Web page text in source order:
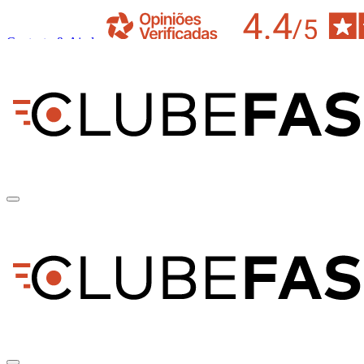
Contacto & Ajuda